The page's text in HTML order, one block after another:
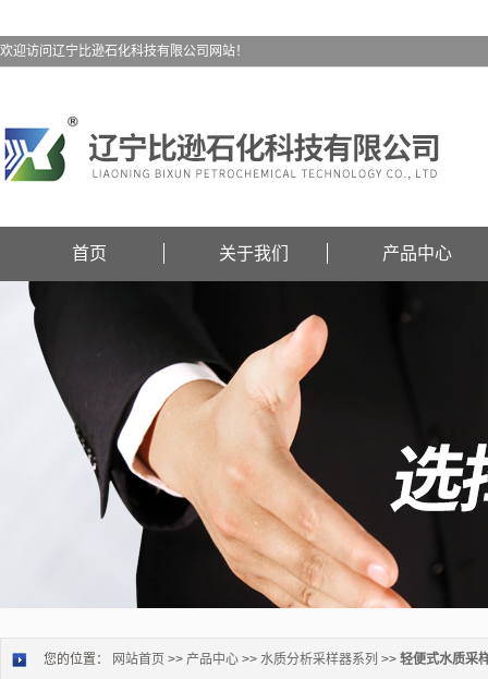
欢迎访问辽宁比逊石化科技有限公司网站！
首页 关于我们 产品中心
您的位置： 网站首页 >> 产品中心 >> 水质分析采样器系列 >> 轻便式水质采